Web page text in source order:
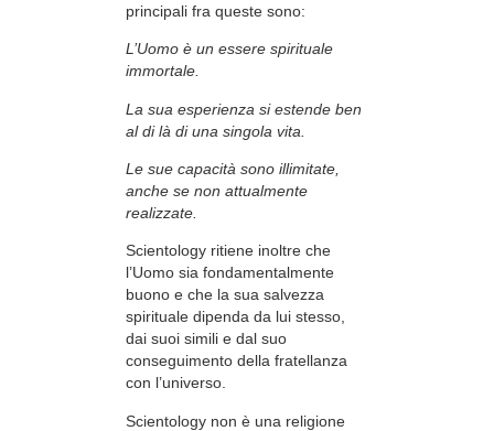
principali fra queste sono:
L’Uomo è un essere spirituale
immortale.
La sua esperienza si estende ben
al di là di una singola vita.
Le sue capacità sono illimitate,
anche se non attualmente
realizzate.
Scientology ritiene inoltre che
l’Uomo sia fondamentalmente
buono e che la sua salvezza
spirituale dipenda da lui stesso,
dai suoi simili e dal suo
conseguimento della fratellanza
con l’universo.
Scientology non è una religione